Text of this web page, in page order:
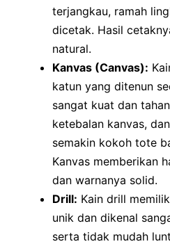
terjangkau, ramah
dicetak. Hasil
natural.
Kanvas (Canvas):
katun yang ditenun
sangat kuat dan
ketebalan kanvas,
semakin kokoh tote
Kanvas memberikan
dan warnanya solid.
Drill: Kain drill
unik dan dikenal
serta tidak mudah